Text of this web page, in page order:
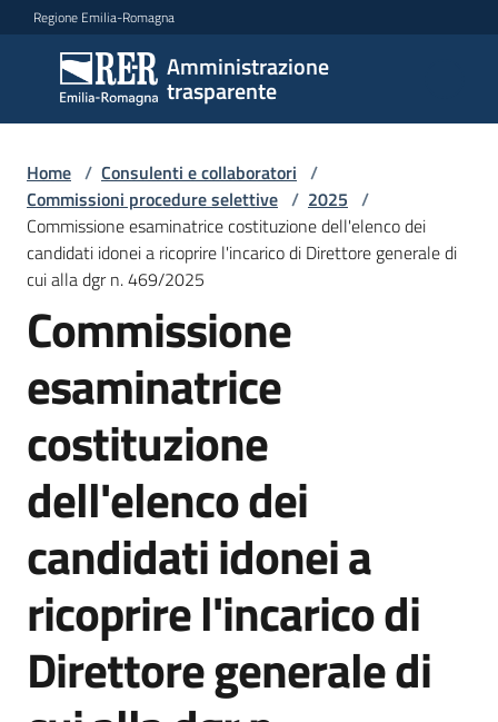
Vai al contenuto
Vai alla navigazione
Vai al footer
Regione Emilia-Romagna
Amministrazione
trasparente
Amministrazione
trasparente
Sottosezioni
Accesso
Home / Consulenti e collaboratori /
Commissioni procedure selettive / 2025 /
Commissione esaminatrice costituzione dell'elenco dei
candidati idonei a ricoprire l'incarico di Direttore generale di
cui alla dgr n. 469/2025
Commissione
esaminatrice
costituzione
dell'elenco dei
candidati idonei a
ricoprire l'incarico di
Direttore generale di